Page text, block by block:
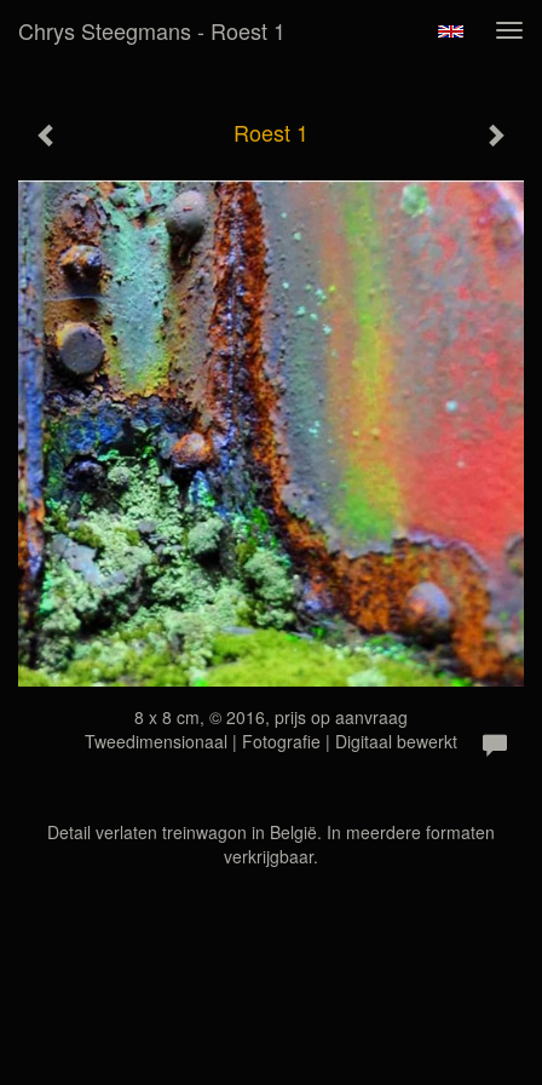
Chrys Steegmans - Roest 1
Roest 1
8 x 8 cm, © 2016, prijs op aanvraag
Tweedimensionaal | Fotografie | Digitaal bewerkt
Detail verlaten treinwagon in België. In meerdere formaten
verkrijgbaar.